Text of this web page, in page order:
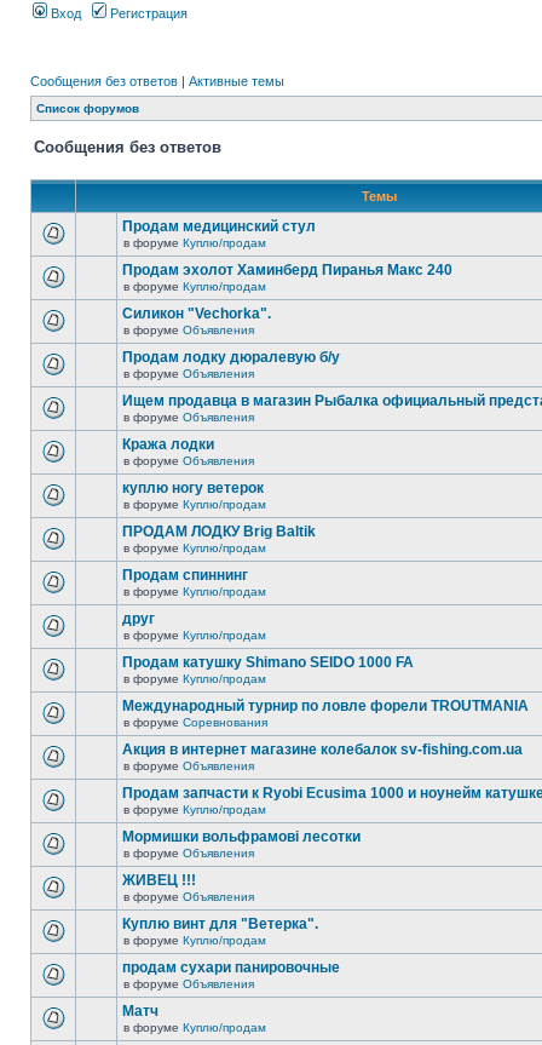
Вход Регистрация
Сообщения без ответов | Активные темы
Список форумов
Сообщения без ответов
Темы
Продам медицинский стул
в форуме Куплю/продам
Продам эхолот Хаминберд Пиранья Макс 240
в форуме Куплю/продам
Силикон "Vechorka".
в форуме Объявления
Продам лодку дюралевую б/у
в форуме Объявления
Ищем продавца в магазин Рыбалка официальный
в форуме Объявления
Кража лодки
в форуме Объявления
куплю ногу ветерок
в форуме Куплю/продам
ПРОДАМ ЛОДКУ Brig Baltik
в форуме Куплю/продам
Продам спиннинг
в форуме Куплю/продам
друг
в форуме Куплю/продам
Продам катушку Shimano SEIDO 1000 FA
в форуме Куплю/продам
Международный турнир по ловле форели TROUTMANIA
в форуме Соревнования
Акция в интернет магазине колебалок sv-fishing.com.ua
в форуме Объявления
Продам запчасти к Ryobi Ecusima 1000 и ноунейм
в форуме Куплю/продам
Мормишки вольфрамові лесотки
в форуме Объявления
ЖИВЕЦ !!!
в форуме Объявления
Куплю винт для "Ветерка".
в форуме Куплю/продам
продам сухари панировочные
в форуме Объявления
Матч
в форуме Куплю/продам